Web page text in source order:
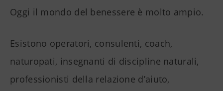
Oggi il mondo del benessere è molto ampio.
Esistono operatori, consulenti, coach,
naturopati, insegnanti di discipline naturali,
professionisti della relazione d’aiuto,